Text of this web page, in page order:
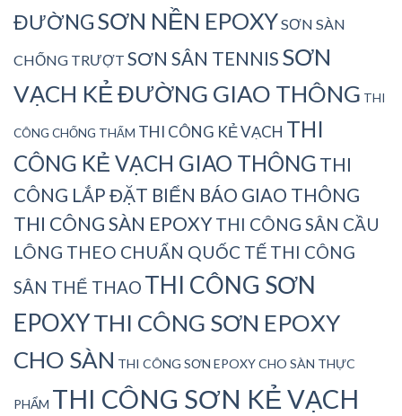
ĐƯỜNGSƠN NỀN EPOXYSƠN SÀN
CHỐNG TRƯỢT SƠN SÂN TENNIS SƠN
VẠCH KẺ ĐƯỜNG GIAO THÔNG THI
CÔNG CHỐNG THẤM THI CÔNG KẺ VẠCH THI
CÔNG KẺ VẠCH GIAO THÔNG THI
CÔNG LẮP ĐẶT BIỂN BÁO GIAO THÔNG
THI CÔNG SÀN EPOXYTHI CÔNG SÂN CẦU
LÔNG THEO CHUẨN QUỐC TẾ THI CÔNG
SÂN THỂ THAO THI CÔNG SƠN
EPOXYTHI CÔNG SƠN EPOXY
CHO SÀN THI CÔNG SƠN EPOXY CHO SÀN THỰC
PHẨM THI CÔNG SƠN KẺ VẠCH